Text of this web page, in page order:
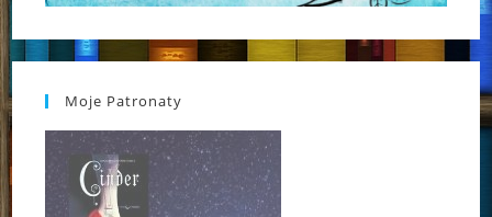
Moje Patronaty